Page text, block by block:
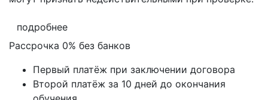
подробнее
Рассрочка 0% без банков
Первый платёж при заключении договора
Второй платёж за 10 дней до окончания